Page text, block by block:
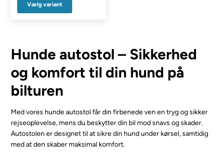
Vælg variant
Hunde autostol – Sikkerhed
og komfort til din hund på
bilturen
Med vores hunde autostol får din firbenede ven en tryg og sikker
rejseoplevelse, mens du beskytter din bil mod snavs og skader.
Autostolen er designet til at sikre din hund under kørsel, samtidig
med at den skaber maksimal komfort.